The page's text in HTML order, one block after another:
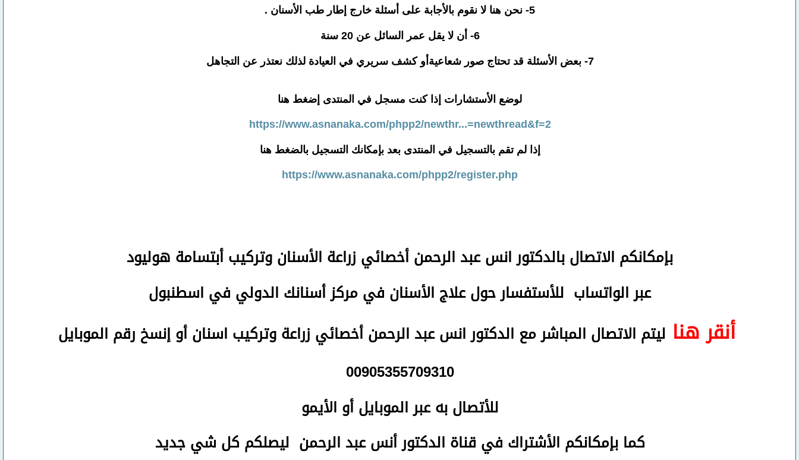
5- نحن هنا لا نقوم بالأجابة على أسئلة خارج إطار طب الأسنان .
6- أن لا يقل عمر السائل عن 20 سنة
7- بعض الأسئلة قد تحتاج صور شعاعيةأو كشف سريري في العيادة لذلك نعتذر عن التجاهل
لوضع الأستشارات إذا كنت مسجل في المنتدى إضغط هنا
https://www.asnanaka.com/phpp2/newthr...=newthread&f=2
إذا لم تقم بالتسجيل في المنتدى بعد بإمكانك التسجيل بالضغط هنا
https://www.asnanaka.com/phpp2/register.php
بإمكانكم الاتصال بالدكتور انس عبد الرحمنأخصائي زراعة الأسنان وتركيب أبتسامة هوليود
عبر الواتساب للأستفسار حول علاج الأسنان في مركز أسنانك الدولي في اسطنبول
أنقر هنا ليتم الاتصال المباشر مع الدكتور انس عبد الرحمن أخصائي زراعة وتركيب اسنانأوإنسخ رقم الموبايل
00905355709310
للأتصالبه عبر الموبايل أو الأيمو
كما بإمكانكم الأشتراك في قناة الدكتور أنس عبد الرحمن ليصلكم كل شي جديد